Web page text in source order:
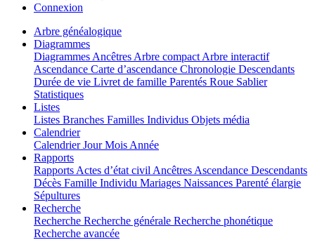
Connexion
Arbre généalogique
Diagrammes
Diagrammes Ancêtres Arbre compact Arbre interactif
Ascendance Carte d’ascendance Chronologie Descendants
Durée de vie Livret de famille Parentés Roue Sablier
Statistiques
Listes
Listes Branches Familles Individus Objets média
Calendrier
CalendrierJourMois Année
Rapports
Rapports Actes d’état civil Ancêtres Ascendance Descendants
Décès Famille Individu Mariages Naissances Parenté élargie
Sépultures
Recherche
Recherche Recherche générale Recherche phonétique
Recherche avancée